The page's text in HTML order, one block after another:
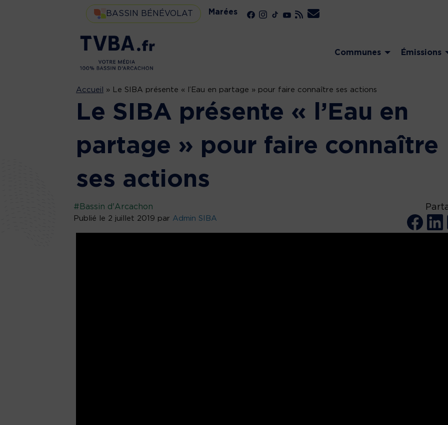
BASSIN BÉNÉVOLAT Marées
Communes Émissions
Accueil » Le SIBA présente « l’Eau en partage » pour faire connaître ses actions
Le SIBA présente « l’Eau en
partage » pour faire connaître
ses actions
#Bassin d'Arcachon
Publié le 2 juillet 2019 par Admin SIBA